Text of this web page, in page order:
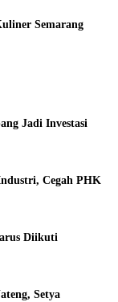
Semarang
Jadi Investasi
Cegah PHK
Diikuti
Setya